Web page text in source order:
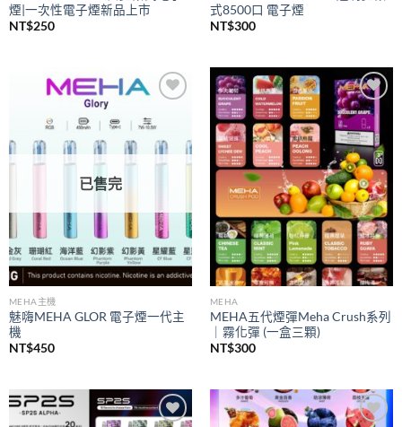
煙|一次性電子煙新品上市
NT$250
式8500口 電子煙
NT$300
wishlist
已售完
MEHA主機
魅嗨MEHA GLOR 電子煙一代主
機
NT$450
Add to
wishlist
MEHA
MEHA五代煙彈Meha Crush系列
｜霧化彈 (一盒三顆)
NT$300